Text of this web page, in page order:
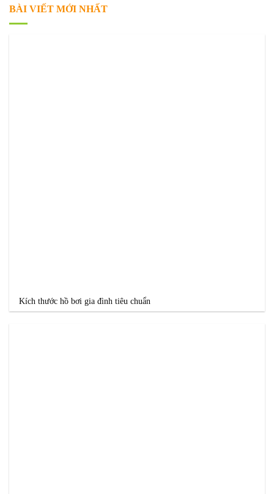
BÀI VIẾT MỚI NHẤT
Kích thước hồ bơi gia đình tiêu chuẩn